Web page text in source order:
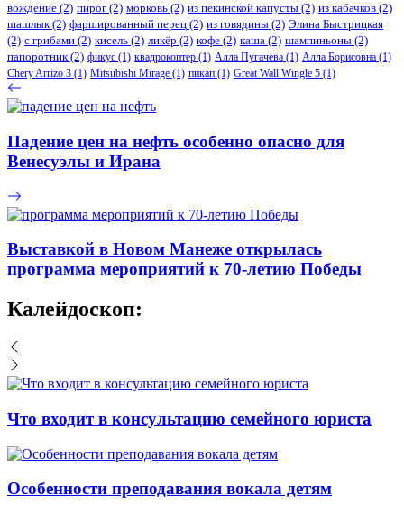
вождение (2) пирог (2) морковь (2) из пекинской капусты (2) из кабачков (2)
шашлык(2) фаршированный перец (2) из говядины (2) Элина Быстрицкая
(2) с грибами (2) кисель (2) ликёр (2) кофе (2) каша (2) шампиньоны (2)
папоротник(2) фикус (1) квадрокоптер (1) Алла Пугачева (1) Алла Борисовна (1)
Chery Arrizo 3 (1) Mitsubishi Mirage (1) пикап (1) Great Wall Wingle 5 (1)
Падение цен на нефть особенно опасно для
Венесуэлы и Ирана
Выставкой в Новом Манеже открылась
программа мероприятий к 70-летию Победы
Калейдоскоп:
Что входит в консультацию семейного юриста
Особенности преподавания вокала детям